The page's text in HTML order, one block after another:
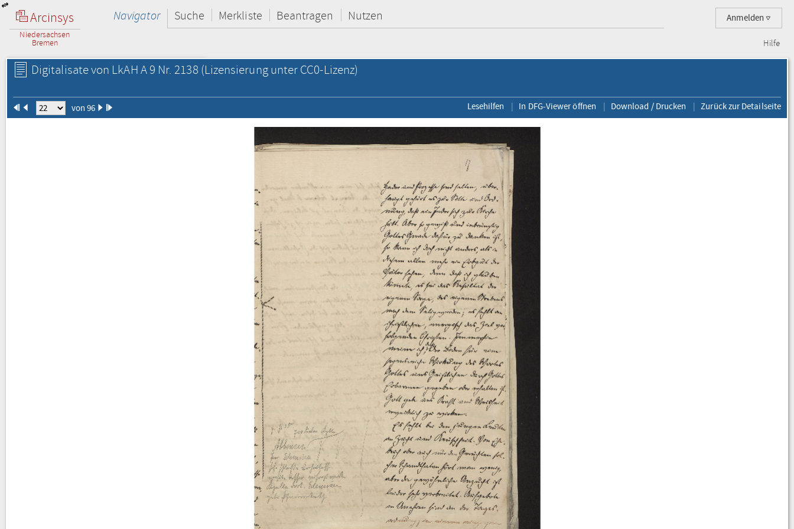
Arcinsys
Niedersachsen
Bremen
Anmelden
Navigator Suche Merkliste Beantragen Nutzen
Hilfe
Digitalisate von LkAH A 9 Nr. 2138(Lizensierung unter CC0-Lizenz)
von 96 Lesehilfen In DFG-Viewer öffnen Download / Drucken Zurück zur Detailseite